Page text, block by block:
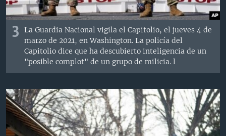
3
La Guardia Nacional vigila el Capitolio, el jueves 4 de
marzo de 2021, en Washington. La policía del
Capitolio dice que ha descubierto inteligencia de un
"posible complot" de un grupo de milicia. l